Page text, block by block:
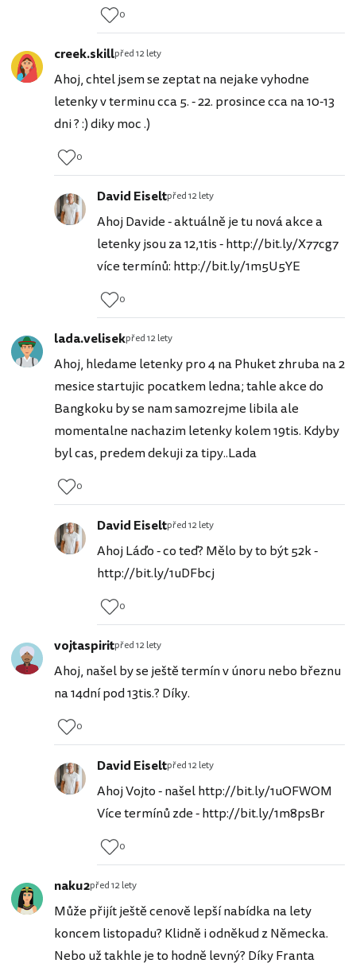
0
creek.skillpřed 12 lety
Ahoj, chtel jsem se zeptat na nejake vyhodne
letenky v terminu cca 5. - 22. prosince cca na 10-13
dni ? :) diky moc .)
0
David Eiseltpřed 12 lety
Ahoj Davide - aktuálně je tu nová akce a
letenky jsou za 12,1tis - http://bit.ly/X77cg7
více termínů: http://bit.ly/1m5U5YE
0
lada.velisekpřed 12 lety
Ahoj, hledame letenky pro 4 na Phuket zhruba na 2
mesice startujic pocatkem ledna; tahle akce do
Bangkoku by se nam samozrejme libila ale
momentalne nachazim letenky kolem 19tis. Kdyby
byl cas, predem dekuji za tipy..Lada
0
David Eiseltpřed 12 lety
Ahoj Láďo - co teď? Mělo by to být 52k -
http://bit.ly/1uDFbcj
0
vojtaspiritpřed 12 lety
Ahoj, našel by se ještě termín v únoru nebo březnu
na 14dní pod 13tis.? Díky.
0
David Eiseltpřed 12 lety
Ahoj Vojto - našel http://bit.ly/1uOFWOM
Více termínů zde - http://bit.ly/1m8psBr
0
naku2před 12 lety
Může přijít ještě cenově lepší nabídka na lety
koncem listopadu? Klidně i odněkud z Německa.
Nebo už takhle je to hodně levný? Díky Franta